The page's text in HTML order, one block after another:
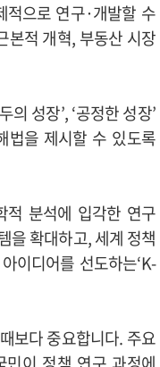
적으로 연구·개발할 수
본적 개혁, 부동산 시장
성장’, ‘공정한 성장’
법을 제시할 수 있도록
적 분석에 입각한 연구
을 확대하고, 세계 정책
이디어를 선도하는‘K-
보다 중요합니다. 주요